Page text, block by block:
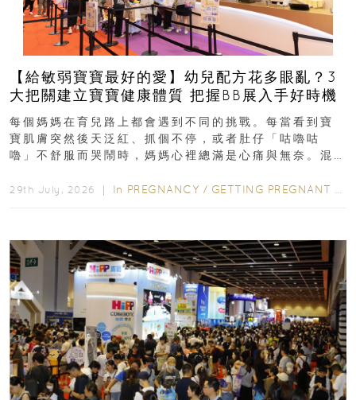
【給敏弱寶寶最好的愛】幼兒配方花多眼亂？3
大把關建立寶寶健康體質 把握BB展入手好時機
每個媽媽在育兒路上都會遇到不同的挑戰。每當看到寶
寶肌膚突然後天泛紅、抓個不停，或者肚仔「咕嚕咕
嚕」不舒服而哭鬧時，媽媽心裡總滿是心痛與無奈。混
29th July, 2026 ｜ In PREGNANCY / GETTING PREGNANT